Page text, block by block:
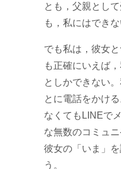
とも，父親とし
も，私にはできな
でも私は，彼女
も正確にいえば
としかできない
とに電話をかけ
なくてもLINEで
な無数のコミュ
彼女の「いま」
う。